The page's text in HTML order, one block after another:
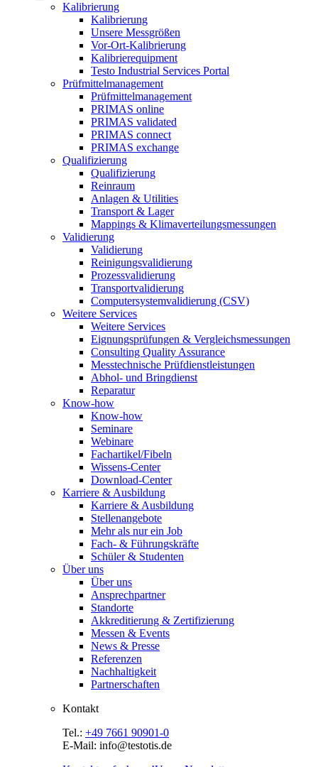
Kalibrierung
Kalibrierung
Unsere Messgrößen
Vor-Ort-Kalibrierung
Kalibrierequipment
Testo Industrial Services Portal
Prüfmittelmanagement
Prüfmittelmanagement
PRIMAS online
PRIMAS validated
PRIMAS connect
PRIMAS exchange
Qualifizierung
Qualifizierung
Reinraum
Anlagen & Utilities
Transport & Lager
Mappings & Klimaverteilungsmessungen
Validierung
Validierung
Reinigungsvalidierung
Prozessvalidierung
Transportvalidierung
Computersystemvalidierung (CSV)
Weitere Services
Weitere Services
Eignungsprüfungen & Vergleichsmessungen
Consulting Quality Assurance
Messtechnische Prüfdienstleistungen
Abhol- und Bringdienst
Reparatur
Know-how
Know-how
Seminare
Webinare
Fachartikel/Fibeln
Wissens-Center
Download-Center
Karriere & Ausbildung
Karriere & Ausbildung
Stellenangebote
Mehr als nur ein Job
Fach- & Führungskräfte
Schüler & Studenten
Über uns
Über uns
Ansprechpartner
Standorte
Akkreditierung & Zertifizierung
Messen & Events
News & Presse
Referenzen
Nachhaltigkeit
Partnerschaften
Kontakt
Tel.: +49 7661 90901-0
E-Mail: info@testotis.de